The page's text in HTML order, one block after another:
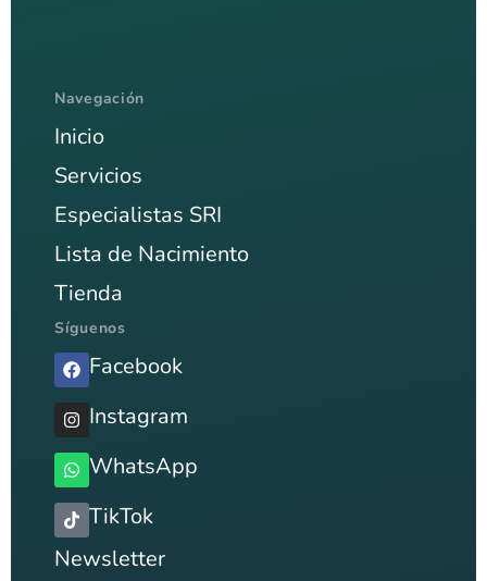
Navegación
Inicio
Servicios
Especialistas SRI
Lista de Nacimiento
Tienda
Síguenos
Facebook
Instagram
WhatsApp
TikTok
Newsletter